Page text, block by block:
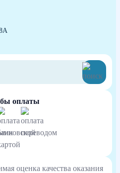
оплаты
оценка качества оказания